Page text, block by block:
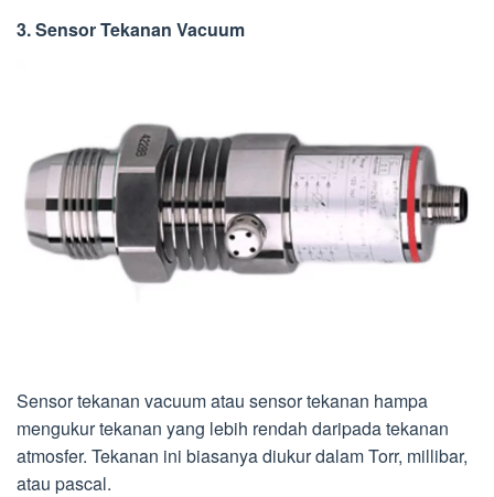
3. Sensor Tekanan Vacuum
Sensor tekanan vacuum atau sensor tekanan hampa
mengukur tekanan yang lebih rendah daripada tekanan
atmosfer. Tekanan ini biasanya diukur dalam Torr, millibar,
atau pascal.